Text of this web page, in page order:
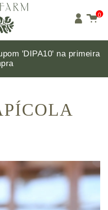
0
'DIPA10' na primeira